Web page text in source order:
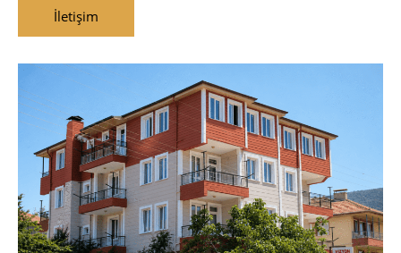
İletişim